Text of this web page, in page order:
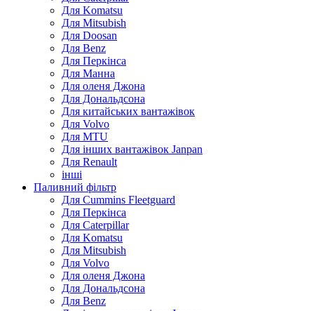
Для Komatsu
Для Mitsubish
Для Doosan
Для Benz
Для Перкінса
Для Манна
Для оленя Джона
Для Дональдсона
Для китайських вантажівок
Для Volvo
Для MTU
Для інших вантажівок Janpan
Для Renault
інші
Паливний фільтр
Для Cummins Fleetguard
Для Перкінса
Для Caterpillar
Для Komatsu
Для Mitsubish
Для Volvo
Для оленя Джона
Для Дональдсона
Для Benz